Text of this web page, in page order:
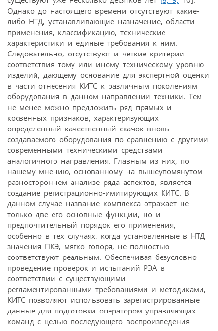
Однако до настоящего времени отсутствуют какие-
либо НТД, устанавливающие назначение, области
применения, классификацию, технические
характеристики и единые требования к ним.
Следовательно, отсутствуют и четкие критерии
соответствия тому или иному техническому уровню
изделий, дающему основание для экспертной оценки
в части отнесения КИТС к различным поколениям
оборудования в данном направлении техники. Тем
не менее можно предложить ряд прямых и
косвенных признаков, характеризующих
определенный качественный скачок вновь
создаваемого оборудования по сравнению с другими
современными техническими средствами
аналогичного направления. Главным из них, по
нашему мнению, основанному на вышеупомянутом
разностороннем анализе ряда аспектов, является
создание регистрационно-имитирующих КИТС. В
данном случае название комплекса отражает не
только две его основные функции, но и
предпочтительный порядок его применения,
особенно в тех случаях, когда установленные в НТД
значения ПКЭ, мягко говоря, не полностью
соответствуют реальным. Обеспечивая безусловно
проведение проверок и испытаний РЭА в
соответствии с существующими
регламентированными требованиями и методиками,
КИТС позволяют использовать зарегистрированные
данные для подготовки оператором управляющих
команд с целью последующего воспроизведения